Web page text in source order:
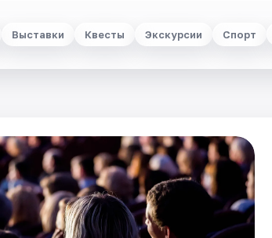
Выставки Квесты Экскурсии Спорт